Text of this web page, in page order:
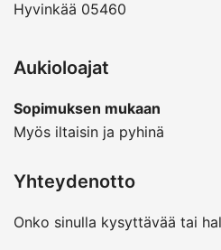
Hyvinkää 05460
Aukioloajat
Sopimuksen mukaan
Myös iltaisin ja pyhinä
Yhteydenotto
Onko sinulla kysyttävää tai